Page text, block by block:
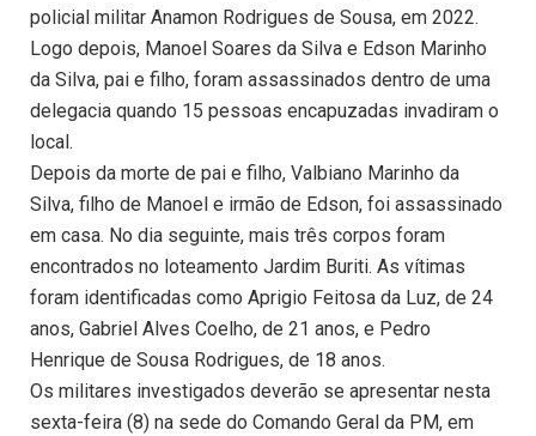
policial militar Anamon Rodrigues de Sousa, em 2022.
Logo depois, Manoel Soares da Silva e Edson Marinho
da Silva, pai e filho, foram assassinados dentro de uma
delegacia quando 15 pessoas encapuzadas invadiram o
local.
Depois da morte de pai e filho, Valbiano Marinho da
Silva, filho de Manoel e irmão de Edson, foi assassinado
em casa. No dia seguinte, mais três corpos foram
encontrados no loteamento Jardim Buriti. As vítimas
foram identificadas como Aprigio Feitosa da Luz, de 24
anos, Gabriel Alves Coelho, de 21 anos, e Pedro
Henrique de Sousa Rodrigues, de 18 anos.
Os militares investigados deverão se apresentar nesta
sexta-feira (8) na sede do Comando Geral da PM, em